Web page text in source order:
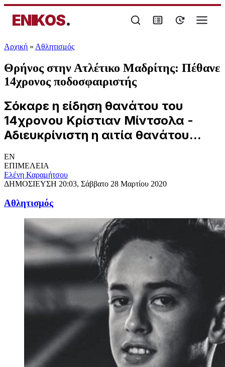
ENIKOS.
Αρχική » Αθλητισμός
Θρήνος στην Ατλέτικο Μαδρίτης: Πέθανε
14χρονος ποδοσφαιριστής
Σόκαρε η είδηση θανάτου του
14χρονου Κρίστιαν Μίντσολα -
Αδιευκρίνιστη η αιτία θανάτου...
EN
ΕΠΙΜΕΛΕΙΑ
Ελένη Καραμήτσου
ΔΗΜΟΣΙΕΥΣΗ 20:03, Σάββατο 28 Μαρτίου 2020
Αθλητισμός